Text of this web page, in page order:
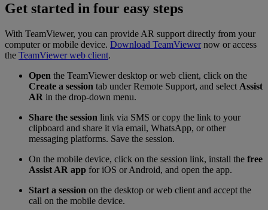
Get started in four easy steps
With TeamViewer, you can provide AR support directly from your
computer or mobile device. Download TeamViewernow or access
the TeamViewer web client.
Open the TeamViewer desktop or web client, click on the
Create a session tab under Remote Support, and select Assist
AR in the drop-down menu.
Share the session link via SMS or copy the link to your
clipboard and share it via email, WhatsApp, or other
messaging platforms. Save the session.
On the mobile device, click on the session link, install the free
Assist AR app for iOS or Android, and open the app.
Start a session on the desktop or web client and accept the
call on the mobile device.